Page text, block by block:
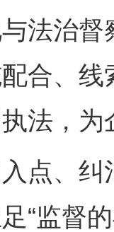
法治
合、
法，
、纠
“监督